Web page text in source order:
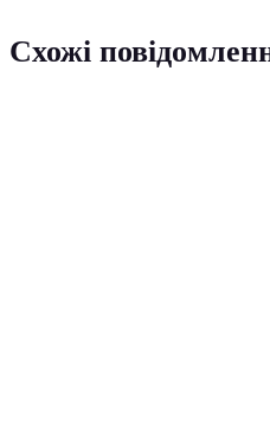
Схожі